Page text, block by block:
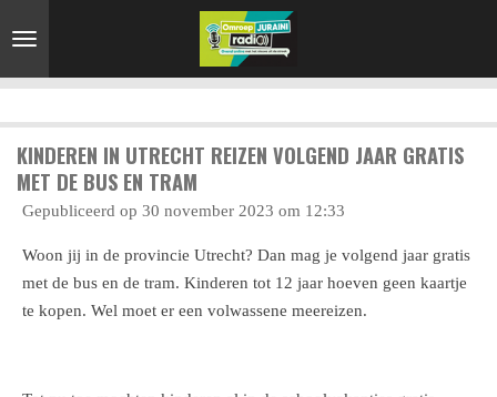
direct
naar
KINDEREN IN UTRECHT REIZEN VOLGEND JAAR GRATIS
MET DE BUS EN TRAM
Gepubliceerd op 30 november 2023 om 12:33
Woon jij in de provincie Utrecht? Dan mag je volgend jaar gratis
met de bus en de tram. Kinderen tot 12 jaar hoeven geen kaartje
te kopen. Wel moet er een volwassene meereizen.